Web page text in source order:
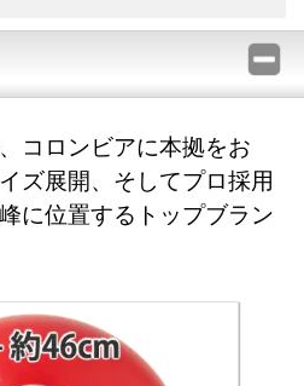
コロンビアに本拠をお
ズ展開、そしてプロ採用
に位置するトップブラン